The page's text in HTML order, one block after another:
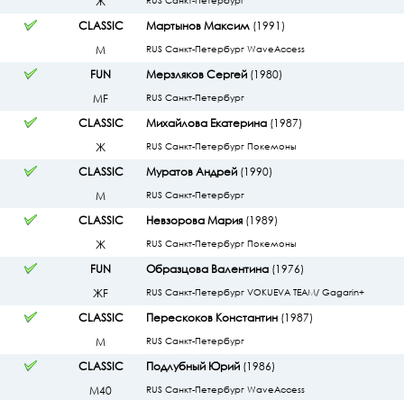
CLASSIC
М
Мартынов Максим(1991)
RUS Санкт-Петербург WaveAccess
FUN
МF
Мерзляков Сергей(1980)
RUS Санкт-Петербург
CLASSIC
Ж
Михайлова Екатерина(1987)
RUS Санкт-Петербург Покемоны
CLASSIC
М
Муратов Андрей(1990)
RUS Санкт-Петербург
CLASSIC
Ж
Невзорова Мария(1989)
RUS Санкт-Петербург Покемоны
FUN
ЖF
Образцова Валентина(1976)
RUS Санкт-Петербург VOKUEVA TEAM/ Gagarin+
CLASSIC
М
Перескоков Константин(1987)
RUS Санкт-Петербург
CLASSIC
М40
Подлубный Юрий(1986)
RUS Санкт-Петербург WaveAccess